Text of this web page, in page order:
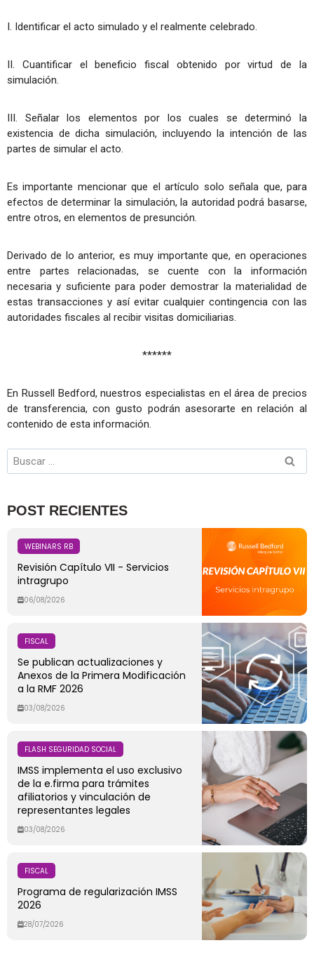
I. Identificar el acto simulado y el realmente celebrado.
II. Cuantificar el beneficio fiscal obtenido por virtud de la
simulación.
III. Señalar los elementos por los cuales se determinó la
existencia de dicha simulación, incluyendo la intención de las
partes de simular el acto.
Es importante mencionar que el artículo solo señala que, para
efectos de determinar la simulación, la autoridad podrá basarse,
entre otros, en elementos de presunción.
Derivado de lo anterior, es muy importante que, en operaciones
entre partes relacionadas, se cuente con la información
necesaria y suficiente para poder demostrar la materialidad de
estas transacciones y así evitar cualquier contingencia con las
autoridades fiscales al recibir visitas domiciliarias.
******
En Russell Bedford, nuestros especialistas en el área de precios
de transferencia, con gusto podrán asesorarte en relación al
contenido de esta información.
POST RECIENTES
WEBINARS RB
Revisión Capítulo VII - Servicios
intragrupo
06/08/2026
FISCAL
Se publican actualizaciones y
Anexos de la Primera Modificación
a la RMF 2026
03/08/2026
FLASH SEGURIDAD SOCIAL
IMSS implementa el uso exclusivo
de la e.firma para trámites
afiliatorios y vinculación de
representantes legales
03/08/2026
FISCAL
Programa de regularización IMSS
2026
28/07/2026